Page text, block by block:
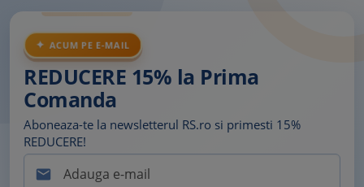
ACUM PE E-MAIL
REDUCERE 15% la Prima
Comanda
Aboneaza-te la newsletterul RS.ro si primesti 15%
REDUCERE!
